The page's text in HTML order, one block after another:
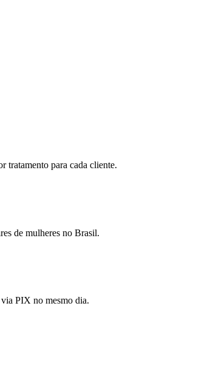
tratamento para cada cliente.
de mulheres no Brasil.
PIX no mesmo dia.